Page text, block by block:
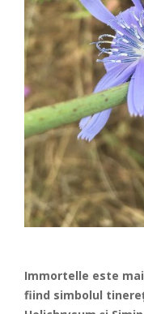
Immortelle este
fiind simbolul tinere